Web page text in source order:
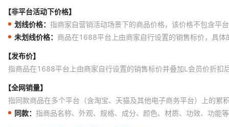
【非平台活动下价格】
划线价格： 指商家自营销活动场景下的商品价格，该价格不包含平
未划线价格： 商品在1688平台上由商家自行设置的销售标价，具
【发布价】
指商品在1688平台上由商家自行设置的销售标价并叠加L会员价折扣
【全网销量】
指同款商品在多个平台（含淘宝、天猫及其他电子商务平台）上的累
同款： 指商品名称、外观、规格、成分、颜色、材质、功效、功能